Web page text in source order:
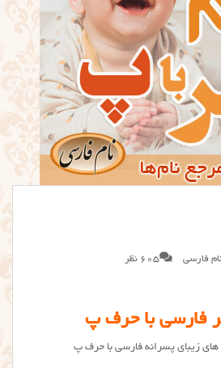
فارسی 605 نظر
فارسی با حرف پ
زیبای پسرانه فارسی با حرف پ